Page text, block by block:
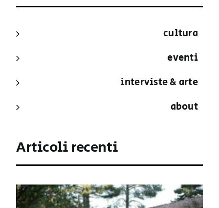
cultura
eventi
interviste & arte
about
Articoli recenti